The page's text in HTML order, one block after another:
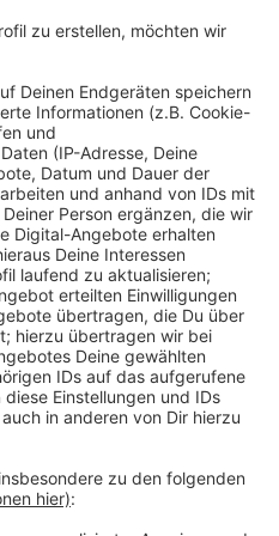
ausgewertet. In
40,2 Tage von der
bis zum
Elberfeld das 36st-
und ist auch
vorher dauerte es
dagegen dauerte
Tage. Das bedeutet
beim
den Daten seit Jahren
06:22